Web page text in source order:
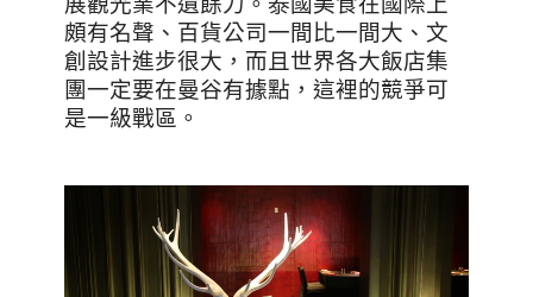
頗有名聲、百貨公司一間比一間大、文
創設計進步很大，而且世界各大飯店集
團一定要在曼谷有據點，這裡的競爭可
是一級戰區。